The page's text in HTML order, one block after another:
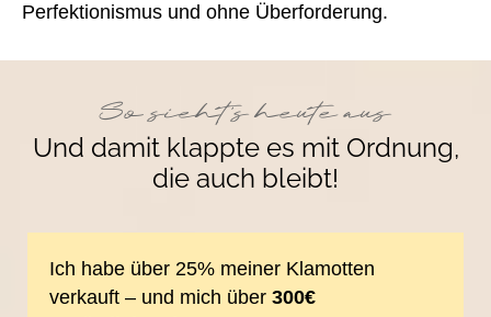
Perfektionismus und ohne Überforderung.
So sieht's heute aus
Und damit klappte es mit Ordnung,
die auch bleibt!
Ich habe über 25% meiner Klamotten
verkauft – und mich über 300€